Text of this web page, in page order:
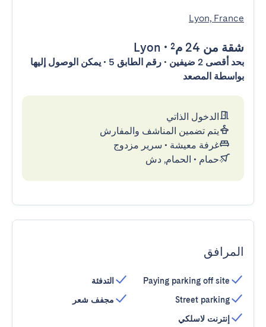
Lyon, France
شقة من 24 م² •
Lyon
بحد أقصى 2 ضيفين • رقم الطابق 5 • يمكن الوصول إليها
بواسطة المصعد
الدخول الذاتي
يتم تضمين المناشف والمفارش
غرفة معيشة • سرير مزدوج
حمام • الحمام, دش
المرافق
Paying parking off site
Street parking
إنترنت لاسلكي
التدفئة
مجفف شعر